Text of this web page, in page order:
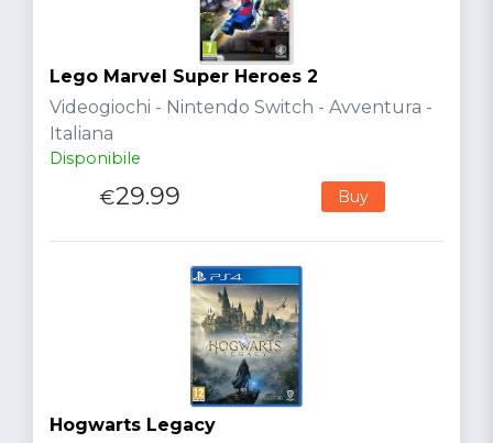
Lego Marvel Super Heroes 2
Videogiochi - Nintendo Switch - Avventura -
Italiana
Disponibile
€29.99 Buy
Hogwarts Legacy